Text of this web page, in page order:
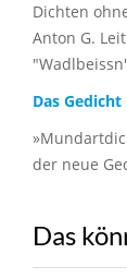
Dichten
Anton G.
Das
der neue
Das